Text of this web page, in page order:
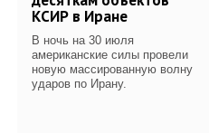
КСИР в Иране
В ночь на 30 июля
американские силы провели
новую массированную волну
ударов по Ирану.